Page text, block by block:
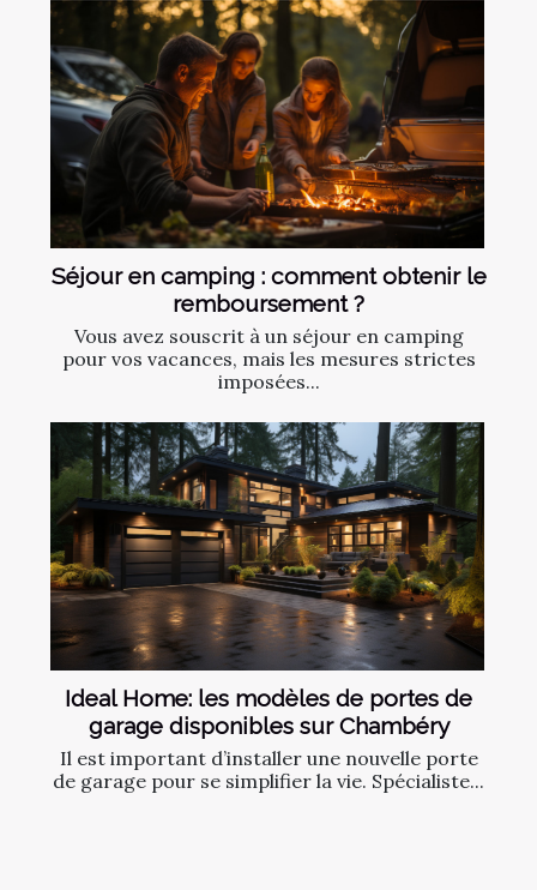
Séjour en camping : comment obtenir le
remboursement ?
Vous avez souscrit à un séjour en camping
pour vos vacances, mais les mesures strictes
imposées...
Ideal Home: les modèles de portes de
garage disponibles sur Chambéry
Il est important d’installer une nouvelle porte
de garage pour se simplifier la vie. Spécialiste...